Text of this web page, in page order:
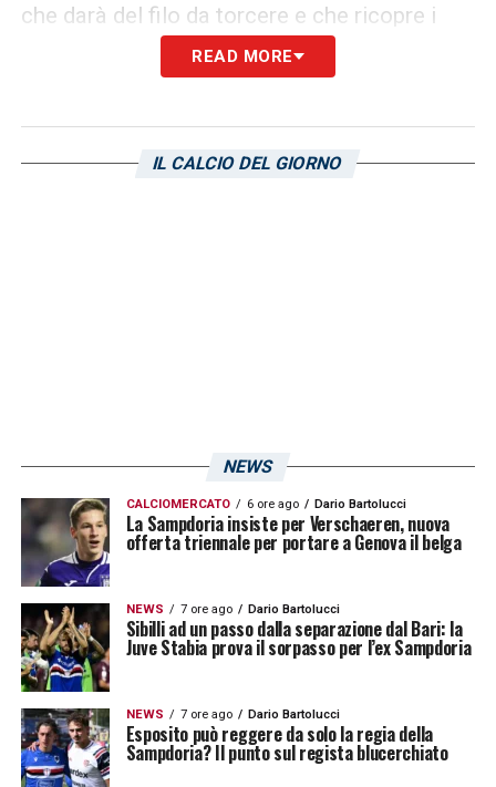
che darà del filo da torcere e che ricopre i
vertici alti della classifica. Intanto, vediamo i
precedenti del tecnicoGuido Pagliuca
READ MORE
IL CALCIO DEL GIORNO
NEWS
CALCIOMERCATO 6 ore ago Dario Bartolucci
La Sampdoria insiste per Verschaeren, nuova
offerta triennale per portare a Genova il belga
NEWS 7 ore ago Dario Bartolucci
Sibilli ad un passo dalla separazione dal Bari: la
Juve Stabia prova il sorpasso per l’ex Sampdoria
NEWS 7 ore ago Dario Bartolucci
Esposito può reggere da solo la regia della
Sampdoria? Il punto sul regista blucerchiato